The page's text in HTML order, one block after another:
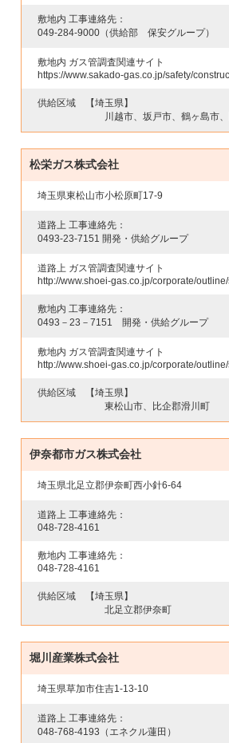
敷地内 工事連絡先：
049-284-9000 （供給部 保安グループ）
敷地内 ガス管調査関連サイト
https://www.sakado-gas.co.jp/safety/
供給区域
【埼玉県】
川越市、坂戸市、鶴ヶ島市
松栄ガス株式会社
埼玉県東松山市小松原町17-9
道路上 工事連絡先：
0493-23-7151 開発・供給グループ
道路上 ガス管調査関連サイト
http://www.shoei-gas.co.jp/corporate/
敷地内 工事連絡先：
0493－23－7151 開発・供給グループ
敷地内 ガス管調査関連サイト
http://www.shoei-gas.co.jp/corporate/
供給区域
【埼玉県】
東松山市、比企郡滑川町
伊奈都市ガス株式会社
埼玉県北足立郡伊奈町西小針6-64
道路上 工事連絡先：
048-728-4161
敷地内 工事連絡先：
048-728-4161
供給区域
【埼玉県】
北足立郡伊奈町
堀川産業株式会社
埼玉県草加市住吉1-13-10
道路上 工事連絡先：
048-768-4193 （エネクル蓮田）